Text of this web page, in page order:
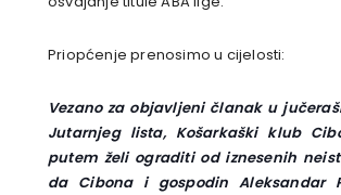
Priopćenje prenosimo u cijelosti:
Vezano za objavljeni članak u
Jutarnjeg lista, Košarkaški klub
putem želi ograditi od iznesenih
da Cibona i gospodin Aleksandar